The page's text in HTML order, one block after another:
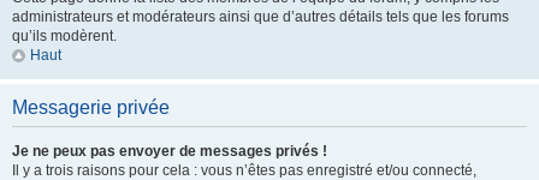
administrateurs et modérateurs ainsi que d’autres détails tels que les forums
qu’ils modèrent.
Haut
Messagerie privée
Je ne peux pas envoyer de messages privés !
Il y a trois raisons pour cela : vous n’êtes pas enregistré et/ou connecté,